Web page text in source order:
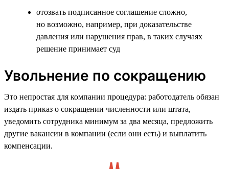
отозвать подписанное соглашение сложно,
но возможно, например, при доказательстве
давления или нарушения прав, в таких случаях
решение принимает суд
Увольнение по сокращению
Это непростая для компании процедура: работодатель обязан
издать приказ о сокращении численности или штата,
уведомить сотрудника минимум за два месяца, предложить
другие вакансии в компании (если они есть) и выплатить
компенсации.